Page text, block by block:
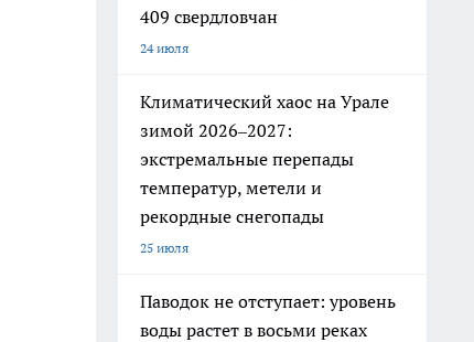
409 свердловчан
24 июля
Климатический хаос на Урале
зимой 2026–2027:
экстремальные перепады
температур, метели и
рекордные снегопады
25 июля
Паводок не отступает: уровень
воды растет в восьми реках